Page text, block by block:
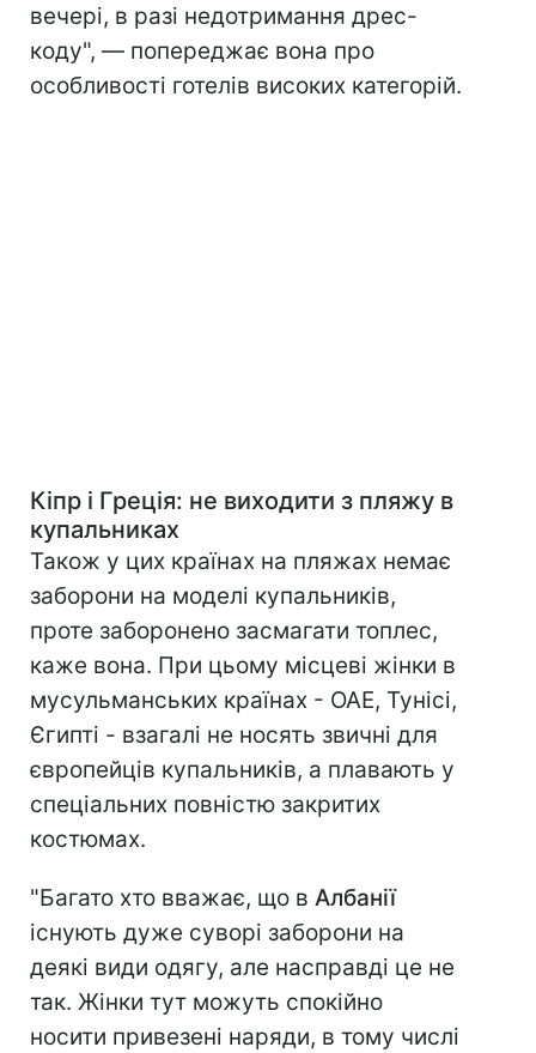
вечері, в разі недотримання дрес-
коду", — попереджає вона про
особливості готелів високих категорій.
Кіпр і Греція: не виходити з пляжу в
купальниках
Також у цих країнах на пляжах немає
заборони на моделі купальників,
проте заборонено засмагати топлес,
каже вона. При цьому місцеві жінки в
мусульманських країнах - ОАЕ, Тунісі,
Єгипті - взагалі не носять звичні для
європейців купальників, а плавають у
спеціальних повністю закритих
костюмах.
"Багато хто вважає, що в Албанії
існують дуже суворі заборони на
деякі види одягу, але насправді це не
так. Жінки тут можуть спокійно
носити привезені наряди, в тому числі